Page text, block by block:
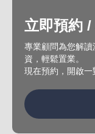
立即預約
專業顧問為您解
資，輕鬆置業。
現在預約，開啟一